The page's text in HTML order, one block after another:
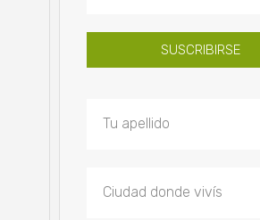
SUSCRIBIRSE